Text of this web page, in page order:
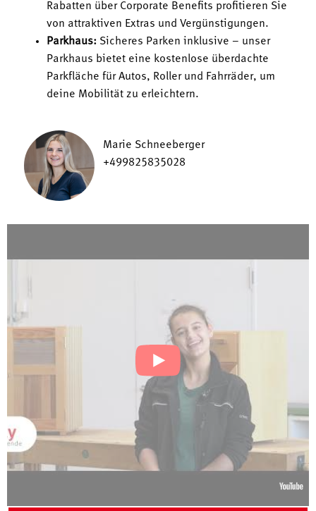
Rabatten über Corporate Benefits profitieren Sie
von attraktiven Extras und Vergünstigungen.
Parkhaus: Sicheres Parken inklusive – unser
Parkhaus bietet eine kostenlose überdachte
Parkfläche für Autos, Roller und Fahrräder, um
deine Mobilität zu erleichtern.
Marie Schneeberger
+499825835028